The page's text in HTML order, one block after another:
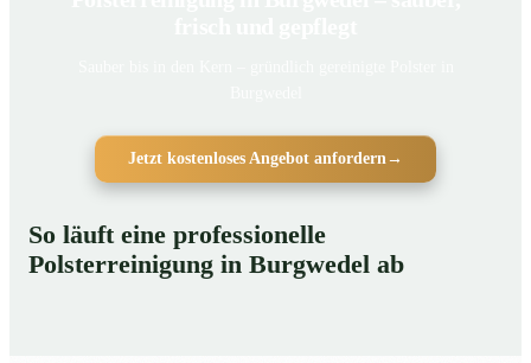
Jetzt kostenloses Angebot anfordern→
So läuft eine professionelle
Polsterreinigung in Burgwedel ab